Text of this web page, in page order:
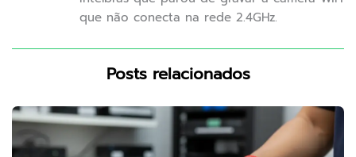
que não conecta na rede 2.4GHz.
Posts relacionados